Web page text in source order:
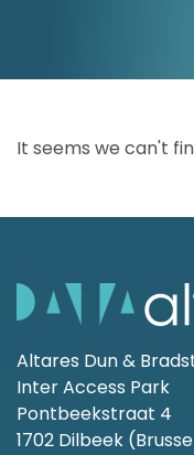
It seems we can't
Altares Dun &
Inter Access Park
Pontbeekstraat 4
1702 Dilbeek